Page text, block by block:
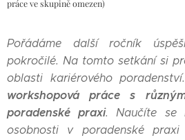
práce ve skupině omezen)
Pořádáme další ročník
pokročilé. Na tomto setkání si
oblasti kariérového
workshopová práce s
poradenské praxi. Naučíte se
osobnosti v poradenské